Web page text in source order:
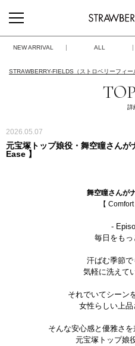
NEW ARRIVAL ALL
STRAWBERRY-FIELDS（ストロベリーフィー
詳
2026.05.07
元宝塚トップ娘役・舞空瞳さん
Ease 】
舞空瞳さんが
【
-
毎日をもっ
汗ばむ季節で
気軽に洗えて
それでいてシーン
女性らしい上品
そんな安心感と優雅さを
元宝塚トップ娘